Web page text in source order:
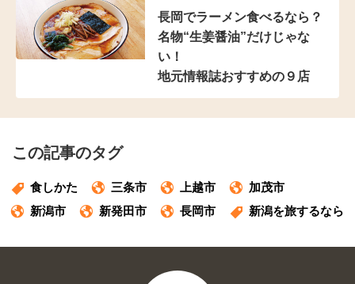
長岡でラーメン食べるなら？
名物“生姜醤油”だけじゃな
い！
地元情報誌おすすめの９店
この記事のタグ
食しかた 三条市 上越市
加茂市
新潟市
新発田市 長岡市 新潟を旅するなら